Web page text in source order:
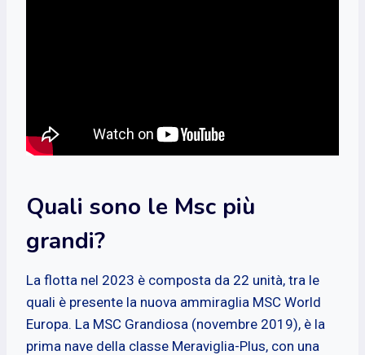
Quali sono le Msc più
grandi?
La flotta nel 2023 è composta da 22 unità, tra le
quali è presente la nuova ammiraglia MSC World
Europa. La MSC Grandiosa (novembre 2019), è la
prima nave della classe Meraviglia-Plus, con una